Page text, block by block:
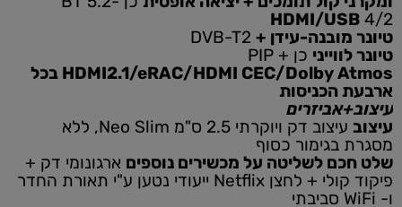
HDMI/USB 4/2
טיונר מובנה-עידן + DVB-T2
טיונר לווייני כן + PIP
HDMI2.1/eRAC/HDMI CEC/Dolby Atmos בכל
ארבעת הכניסות
עיצוב+אביזרים
עיצוב
עיצוב דק ויוקרתי 2.5 ס"מ Neo Slim, ללא
מסגרת בגימור כסוף
שלט חכם לשליטה על מכשירים נוספים ארגונומי דק +
פיקוד קולי + לחצן Netflix ייעודי נטען ע"י תאורת החדר
ו- WiFi סביבתי